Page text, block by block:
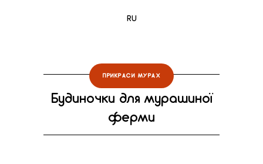
RU
ПРИКРАСИ МУРАХ
Будиночки для мурашиної
ферми